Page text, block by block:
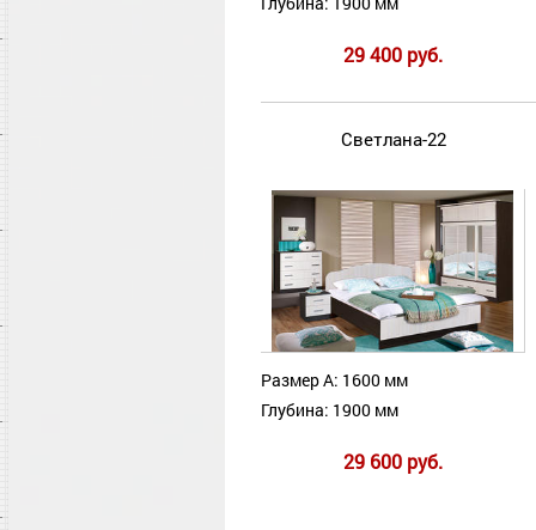
29 400 руб.
Светлана-22
Размер А: 1600 мм
Глубина: 1900 мм
29 600 руб.